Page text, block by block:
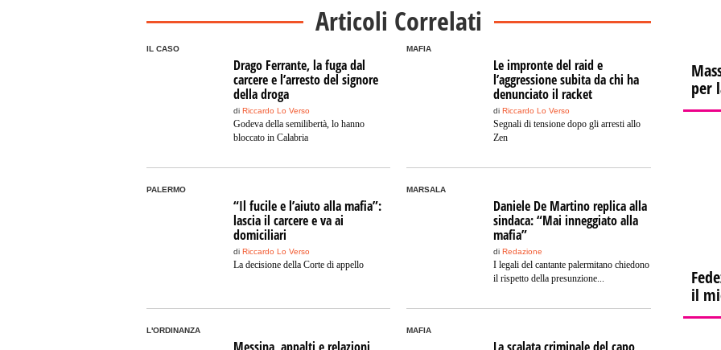
Articoli Correlati
IL CASO
Drago Ferrante, la fuga dal
carcere e l’arresto del signore
della droga
di Riccardo Lo Verso
Godeva della semilibertà, lo hanno
bloccato in Calabria
MAFIA
Le impronte del raid e
l’aggressione subita da chi ha
denunciato il racket
di Riccardo Lo Verso
Segnali di tensione dopo gli arresti allo
Zen
PALERMO
“Il fucile e l’aiuto alla mafia”:
lascia il carcere e va ai
domiciliari
di Riccardo Lo Verso
La decisione della Corte di appello
MARSALA
Daniele De Martino replica alla
sindaca: “Mai inneggiato alla
mafia”
di Redazione
I legali del cantante palermitano chiedono
il rispetto della presunzione...
L'ORDINANZA MAFIA
per
il